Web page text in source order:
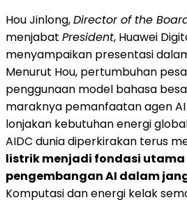
Hou Jinlong,Director of the
menjabat President, Huawei
menyampaikan presentasi
Menurut Hou, pertumbuhan
penggunaan model bahasa
maraknya pemanfaatan agen
lonjakan kebutuhan energi
AIDC dunia diperkirakan terus
listrik menjadi fondasi
pengembangan AI dalam
Komputasi dan energi kelak